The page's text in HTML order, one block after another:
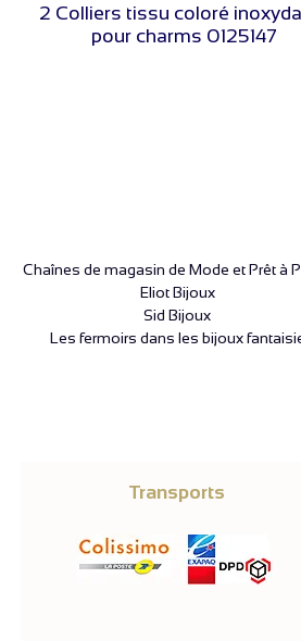
2 Colliers tissu coloré
pour charms 0125147
Chaînes de magasin de Mode et Prêt à
Eliot Bijoux
Sid Bijoux
Les fermoirs dans les bijoux
Transports